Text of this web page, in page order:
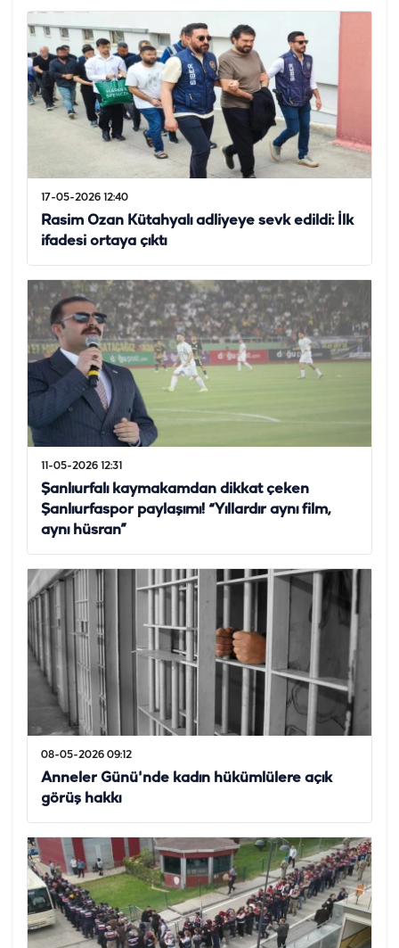
17-05-2026 12:40
Rasim Ozan Kütahyalı adliyeye sevk edildi: İlk
ifadesi ortaya çıktı
11-05-2026 12:31
Şanlıurfalı kaymakamdan dikkat çeken
Şanlıurfaspor paylaşımı! “Yıllardır aynı film,
aynı hüsran”
08-05-2026 09:12
Anneler Günü'nde kadın hükümlülere açık
görüş hakkı